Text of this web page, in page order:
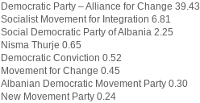
Democratic Party – Alliance for Change 39.43
Socialist Movement for Integration 6.81
Social Democratic Party of Albania 2.25
Nisma Thurje 0.65
Democratic Conviction 0.52
Movement for Change 0.45
Albanian Democratic Movement Party 0.30
New Movement Party 0.24